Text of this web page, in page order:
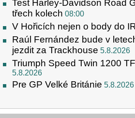
Test Harley-Davidson Road
třech kolech 08:00
V Hořicích nejen o body do
Raúl Fernández bude v
jezdit za Trackhouse 5.8.2026
Triumph Speed Twin 1200
5.8.2026
Pre GP Velké Británie 5.8.2026